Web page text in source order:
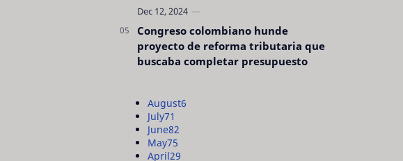
Congreso colombiano hunde
proyecto de reforma tributaria que
buscaba completar presupuesto
August6
July71
June82
May75
April29